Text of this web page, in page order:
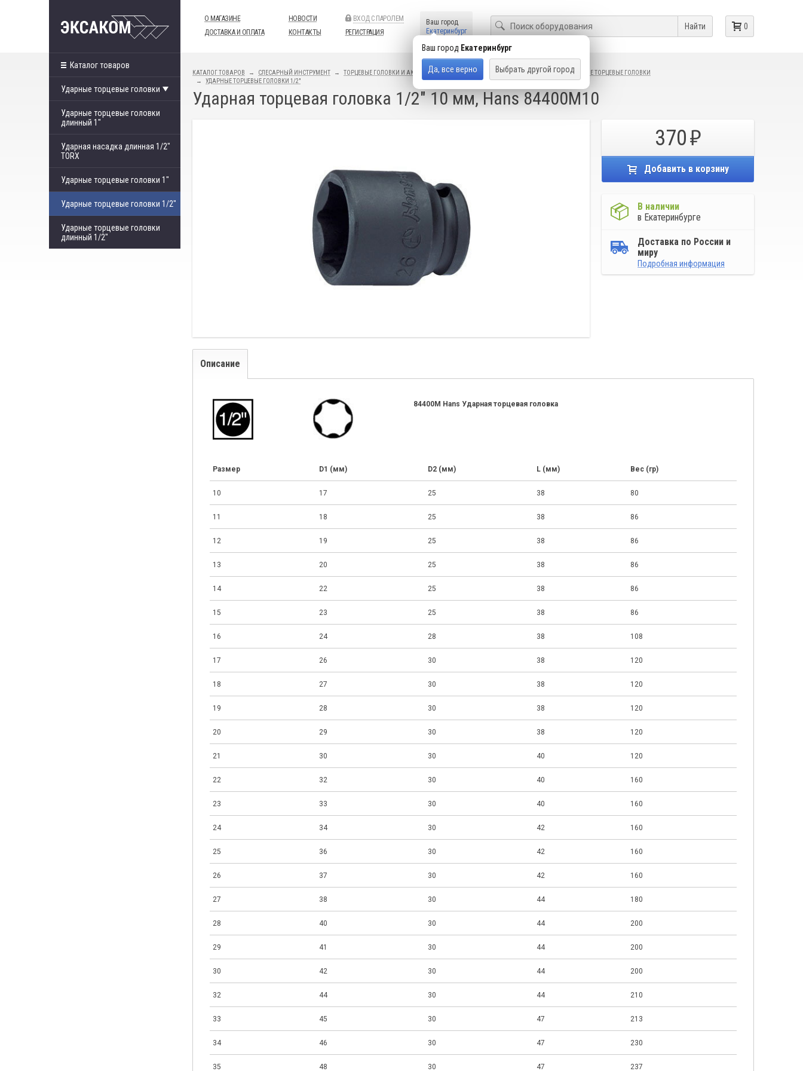
О МАГАЗИНЕ
ДОСТАВКА И ОПЛАТА
НОВОСТИ
КОНТАКТЫ
ВХОД С ПАРОЛЕМ
РЕГИСТРАЦИЯ
Ваш город
Екатеринбург
Ваш город Екатеринбург
Да, все верно Выбрать другой город
Найти 0
Каталог товаров
Ударные торцевые головки
Ударные торцевые головки
длинный 1"
Ударная насадка длинная 1/2"
TORX
Ударные торцевые головки 1"
Ударные торцевые головки 1/2"
Ударные торцевые головки
длинный 1/2"
КАТАЛОГ ТОВАРОВ СЛЕСАРНЫЙ ИНСТРУМЕНТ ТОРЦЕВЫЕ ГОЛОВКИ И АКСЕССУАРЫ УДАРНЫЕ ГОЛОВКИ И АКСЕССУАРЫ
УДАРНЫЕ ТОРЦЕВЫЕ ГОЛОВКИ
УДАРНЫЕ ТОРЦЕВЫЕ ГОЛОВКИ 1/2"
Ударная торцевая головка 1/2" 10 мм, Hans 84400M10
370
Добавить в корзину
В наличии
в Екатеринбурге
Доставка по России и
миру
Подробная информация
Описание
84400M Hans Ударная торцевая головка
Размер D1 (мм) D2 (мм) L (мм) Вес (гр)
10 17 25 38 80
11 18 25 38 86
12 19 25 38 86
13 20 25 38 86
14 22 25 38 86
15 23 25 38 86
16 24 28 38 108
17 26 30 38 120
18 27 30 38 120
19 28 30 38 120
20 29 30 38 120
21 30 30 40 120
22 32 30 40 160
23 33 30 40 160
24 34 30 42 160
25 36 30 42 160
26 37 30 42 160
27 38 30 44 180
28 40 30 44 200
29 41 30 44 200
30 42 30 44 200
32 44 30 44 210
33 45 30 47 213
34 46 30 47 230
35 48 30 47 237